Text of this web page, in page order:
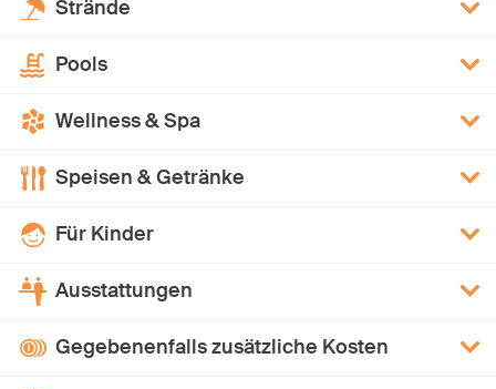
Strände
Pools
Wellness & Spa
Speisen & Getränke
Für Kinder
Ausstattungen
Gegebenenfalls zusätzliche Kosten